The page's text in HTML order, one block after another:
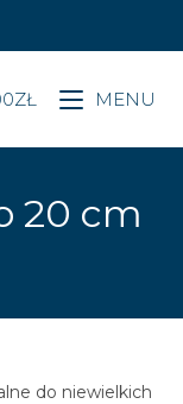
ZŁ MENU
20 cm
do niewielkich